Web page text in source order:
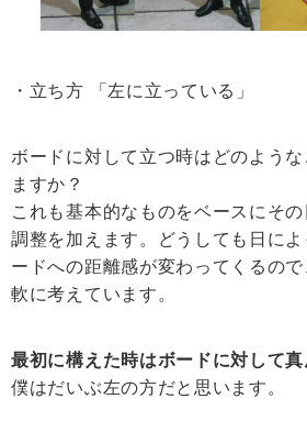
・立ち方 「左に立っている」
ボードに対して立つ時はどのよう
ますか？
これも基本的なものをベースにそ
調整を加えます。どうしても日に
ードへの距離感が変わってくるの
軟に考えています。
最初に構えた時はボードに対して
僕はだいぶ左の方だと思います。